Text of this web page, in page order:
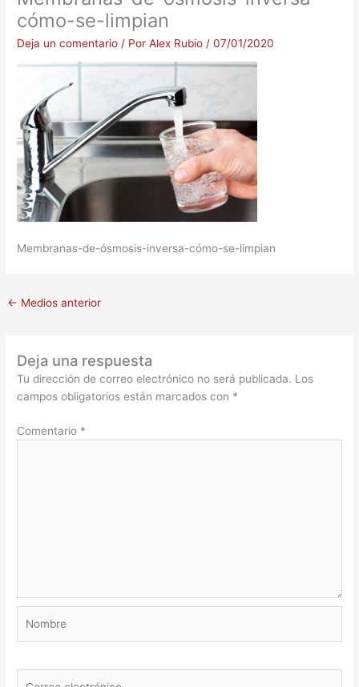
cómo-se-limpian
Deja un comentario / PorAlex Rubio /07/01/2020
Membranas-de-ósmosis-inversa-cómo-se-limpian
← Medios anterior
Deja una respuesta
Tu dirección de correo electrónico no será publicada. Los
campos obligatorios están marcados con *
Comentario *